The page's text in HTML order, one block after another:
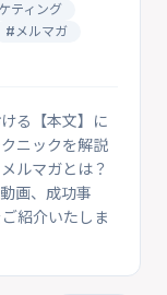
ティング
#メルマガ
る【本文】に
ニックを解説
ルマガとは？
画、成功事
紹介いたしま